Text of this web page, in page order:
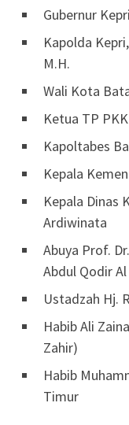
Gubernur
Kapolda
M.H.
Wali Kota
Ketua TP
Kapoltabes
Kepala
Kepala Dinas
Ardiwinata
Abuya Prof.
Abdul Qodir
Ustadzah Hj.
Habib Ali
Zahir)
Habib
Timur